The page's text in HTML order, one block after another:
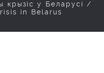
крызіс у Беларусі /
in Belarus